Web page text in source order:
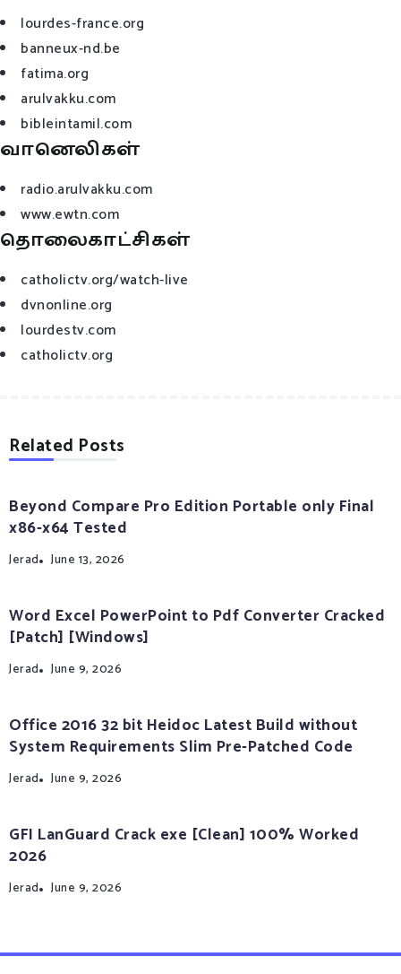
lourdes-france.org
banneux-nd.be
fatima.org
arulvakku.com
bibleintamil.com
வானெலிகள்
radio.arulvakku.com
www.ewtn.com
தொலைகாட்சிகள்
catholictv.org/watch-live
dvnonline.org
lourdestv.com
catholictv.org
Related Posts
Beyond Compare Pro Edition Portable only Final
x86-x64 Tested
Jerad June 13, 2026
Word Excel PowerPoint to Pdf Converter Cracked
[Patch] [Windows]
Jerad June 9, 2026
Office 2016 32 bit Heidoc Latest Build without
System Requirements Slim Pre-Patched Code
Jerad June 9, 2026
GFI LanGuard Crack exe [Clean] 100% Worked
2026
Jerad June 9, 2026